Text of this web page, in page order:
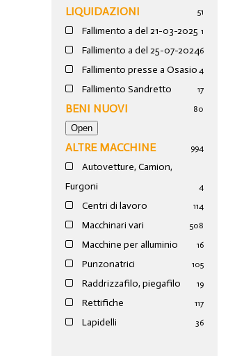
LIQUIDAZIONI
51
Fallimento a del 21-03-2025 1
Fallimento a del 25-07-20246
Fallimento presse a Osasio 4
Fallimento Sandretto 17
BENI NUOVI 80
ALTRE MACCHINE 994
Autovetture, Camion,
Furgoni
4
Centri di lavoro 114
Macchinari vari 508
Macchine per alluminio 16
Punzonatrici 105
Raddrizzafilo, piegafilo 19
Rettifiche 117
Lapidelli 36